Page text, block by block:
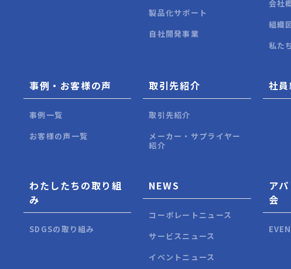
製品化サポート
自社開発事業
会社
組織
私た
事例・お客様の声
事例一覧
お客様の声一覧
取引先紹介
取引先紹介
メーカー・サプライヤー
紹介
社
わたしたちの取り組
み
SDGSの取り組み
NEWS
コーポレートニュース
サービスニュース
イベントニュース
ア
会